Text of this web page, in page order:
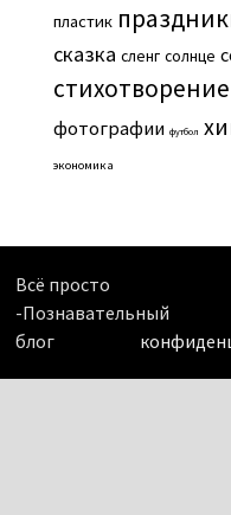
пластик
сказка сленг солнце
стихотворение
фотографии футбол
экономика
Всё просто
-Познавательный
блог